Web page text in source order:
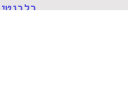
רלבנטי